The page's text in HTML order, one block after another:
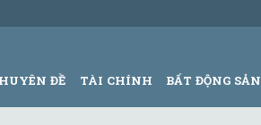
ĐỀ TÀI CHÍNH BẤT ĐỘNG SẢN